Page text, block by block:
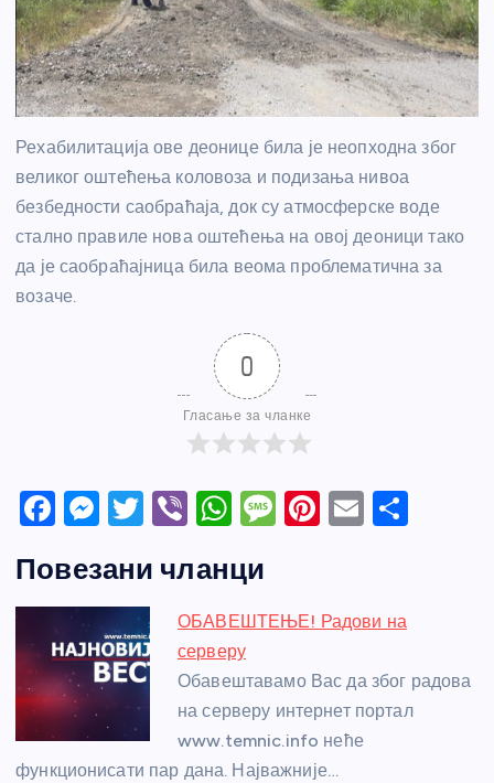
Рехабилитација ове деонице била је неопходна због
великог оштећења коловоза и подизања нивоа
безбедности саобраћаја, док су атмосферске воде
стално правиле нова оштећења на овој деоници тако
да је саобраћајница била веома проблематична за
возаче.
0
Гласање за чланке
F
c
e
b
o
o
k
M
ss
e
n
g
er
T
itt
er
Vi
er
W
at
s
A
p
p
M
a
e
Pi
e
E
Повезани чланци
ОБАВЕШТЕЊЕ! Радови на
серверу
Обавештавамо Вас да због радова
на серверу интернет портал
www.temnic.info неће
функционисати пар дана. Најважније…